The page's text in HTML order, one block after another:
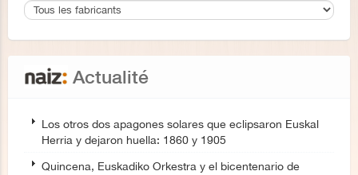
Actualité
Los otros dos apagones solares que eclipsaron Euskal
Herria y dejaron huella: 1860 y 1905
Quincena, Euskadiko Orkestra y el bicentenario de